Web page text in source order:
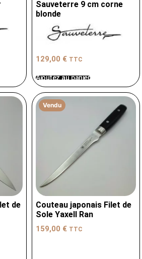
Sauveterre 9 cm corne
blonde
129,00 € TTC
Ajoutez au panier
de
Vendu
Couteau japonais Filet de
Sole Yaxell Ran
159,00 € TTC